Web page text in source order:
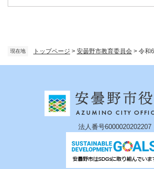
現在地 トップページ > 安曇野市教育委員会 > 令和
法人番号6000020202207